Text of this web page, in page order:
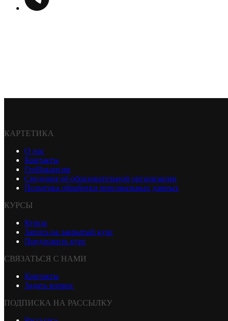
КАРТЕТИКА
О нас
Контакты
ГеоВакансии
Сведения об образовательной организации
Политика обработки персональных данных
КУРСЫ
Курсы
Запись на закрытый курс
Предложить курс
СВЯЗАТЬСЯ С НАМИ
Контакты
Задать вопрос
ПОДПИСКА НА РАССЫЛКУ